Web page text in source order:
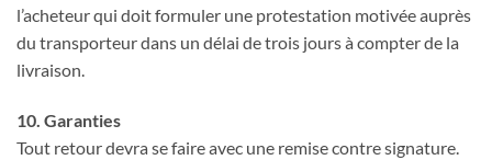
l’acheteur qui doit formuler une protestation motivée auprès
du transporteur dans un délai de trois jours à compter de la
livraison.
10. Garanties
Tout retour devra se faire avec une remise contre signature.